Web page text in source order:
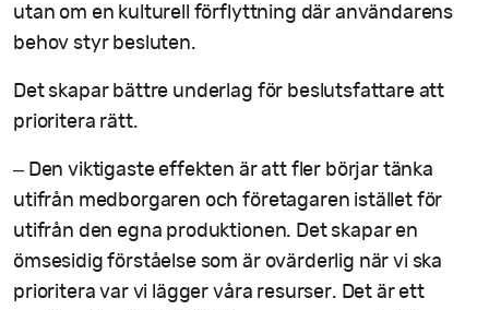
utan om en kulturell förflyttning där användarens
behov styr besluten.
Det skapar bättre underlag för beslutsfattare att
prioritera rätt.
– Den viktigaste effekten är att fler börjar tänka
utifrån medborgaren och företagaren istället för
utifrån den egna produktionen. Det skapar en
ömsesidig förståelse som är ovärderlig när vi ska
prioritera var vi lägger våra resurser. Det är ett